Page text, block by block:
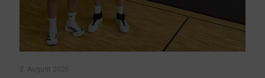
2. August 2026